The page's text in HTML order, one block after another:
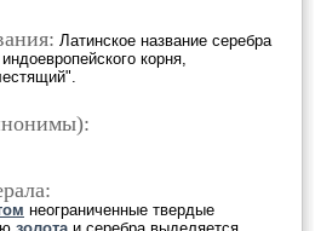
Латинское название серебра
корня,
неограниченные твердые